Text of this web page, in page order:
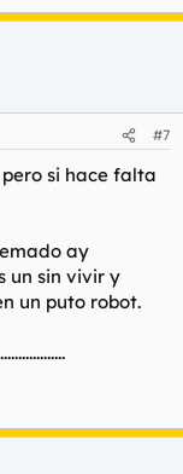
#7
si hace falta
ay
un sin vivir y
un puto robot.